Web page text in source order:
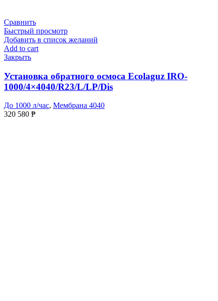
Сравнить
Быстрый просмотр
Добавить в список желаний
Add to cart
Закрыть
Установка обратного осмоса Ecolaguz IRO-
1000/4×4040/R23/L/LP/Dis
До 1000 л/час, Мембрана 4040
320 580 ₱